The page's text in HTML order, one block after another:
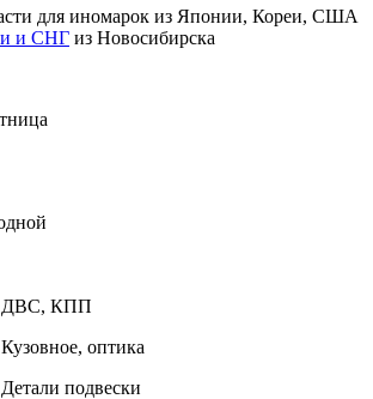
для иномарок из Японии, Кореи, США
и СНГ из Новосибирска
ДВС, КПП
Кузовное, оптика
Детали подвески